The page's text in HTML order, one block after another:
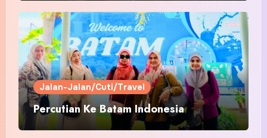
Jalan-Jalan/Cuti/Travel
Percutian Ke Batam Indonesia